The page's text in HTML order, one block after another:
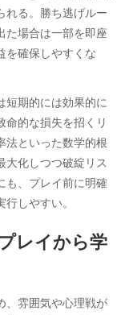
れる。勝ち逃げルー
た場合は一部を即座
を確保しやすくな
短期的には効果的に
命的な損失を招くリ
法といった数学的根
大化しつつ破綻リス
も、プレイ前に明確
しやすい。
レイから学
、雰囲気や心理戦が